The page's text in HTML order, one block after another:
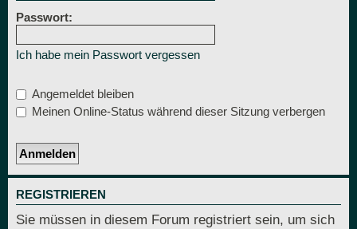
Passwort:
Ich habe mein Passwort vergessen
Angemeldet bleiben
Meinen Online-Status während dieser Sitzung verbergen
REGISTRIEREN
Sie müssen in diesem Forum registriert sein, um sich